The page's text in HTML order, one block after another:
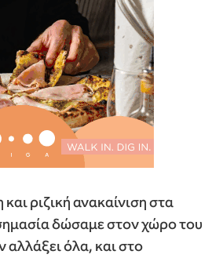
και ριζική ανακαίνιση στα
δώσαμε στον χώρο του
όλα, και στο